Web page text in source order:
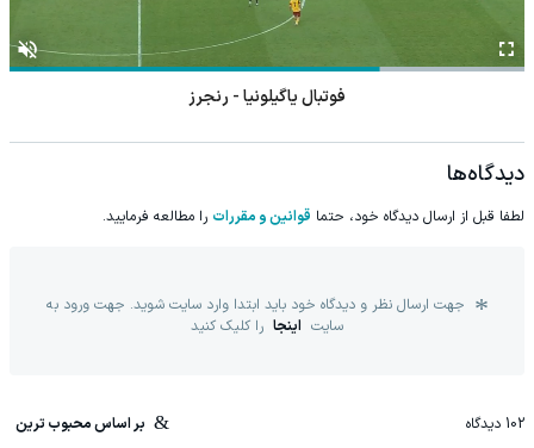
فوتبال یاگیلونیا - رنجرز
دیدگاه‌ها
لطفا قبل از ارسال دیدگاه خود، حتما قوانین و مقررات را مطالعه فرمایید.
جهت ارسال نظر و دیدگاه خود باید ابتدا وارد سایت شوید. جهت ورود به
سایت اینجا را کلیک کنید
102 دیدگاه بر اساس محبوب ترین